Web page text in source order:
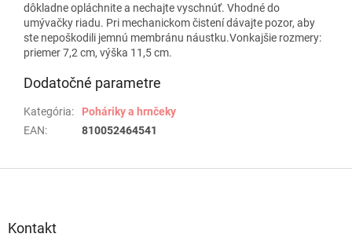
dôkladne opláchnite a nechajte vyschnúť. Vhodné do
umývačky riadu. Pri mechanickom čistení dávajte pozor, aby
ste nepoškodili jemnú membránu náustku.Vonkajšie rozmery:
priemer 7,2 cm, výška 11,5 cm.
Dodatočné parametre
Kategória:
Poháriky a hrnčeky
EAN: 810052464541
Kontakt